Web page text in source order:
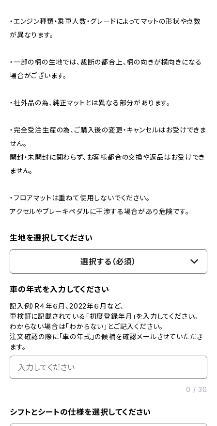
・エンジン種類・乗車人数・グレードによってマットの形状や点数
が異なります。
・一部の柄の生地では、裁断の都合上、柄の向きが横向きになる
場合がございます。
・社外品の為、純正マットとは異なる部分があります。
・完全受注生産の為、ご購入後の変更・キャンセルはお受けできま
せん。
開封・未開封に関わらず、お客様都合の交換や返品はお受けでき
ません。
・フロアマットは重ねて使用しないでください。
アクセルやブレーキペダルに干渉する場合があり危険です。
生地を選択してください
選択する（必須）
車の年式を入力してください
記入例）R４年６月、2022年６月など、
車検証に記載されている「初度登録年月」を入力してください。
わからない場合は「わからない」とご記入ください。
注文確認の際に「車の年式」の候補を確認メールさせていただき
ます。
0 /30
シフトとシートの仕様を選択してください